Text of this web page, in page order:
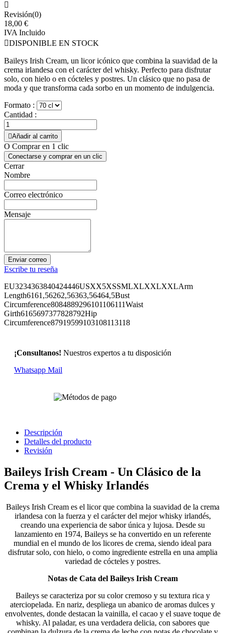

Revisión(0)
18,00 €
IVA Incluido
DISPONIBLE EN STOCK
Baileys Irish Cream, un licor icónico que combina la suavidad de la
crema irlandesa con el carácter del whisky. Perfecto para disfrutar
solo, con hielo o en cócteles y postres. Un clásico que no pasa de
moda y que transforma cada sorbo en un momento de indulgencia.
Formato :
Cantidad :
Añadir al carrito
O Comprar en 1 clic
Conectarse y comprar en un clic
Cerrar
Nombre
Correo electrónico
Mensaje
Enviar correo
Escribe tu reseña
EU3234363840424446USXX5XSSMLXLXXLXXLArm
Length6161,56262,56363,56464,5Bust
Circumference8084889296101106111Waist
Girth6165697377828792Hip
Circumference87919599103108113118
¡Consultanos! Nuestros expertos a tu disposición
Whatsapp Mail
Descripción
Detalles del producto
Revisión
Baileys Irish Cream - Un Clásico de la
Crema y el Whisky Irlandés
Baileys Irish Cream es el licor que combina la suavidad de la crema
irlandesa con la fuerza y el carácter del mejor whisky irlandés,
creando una experiencia de sabor única y lujosa. Desde su
lanzamiento en 1974, Baileys se ha convertido en un referente
mundial en el mundo de los licores de crema, siendo ideal para
disfrutar solo, con hielo, o como ingrediente estrella en una amplia
variedad de cócteles y postres.
Notas de Cata del Baileys Irish Cream
Baileys se caracteriza por su color cremoso y su textura rica y
aterciopelada. En nariz, despliega un abanico de aromas dulces y
envolventes, donde destacan la vainilla, el cacao y el suave toque de
whisky. Al paladar, es una verdadera delicia, con sabores que